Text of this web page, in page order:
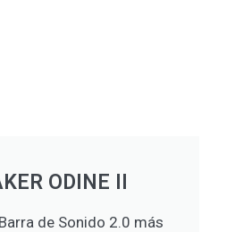
ODINE II
de Sonido 2.0 más